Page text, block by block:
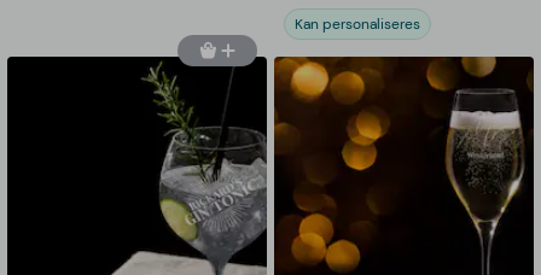
Kan personaliseres